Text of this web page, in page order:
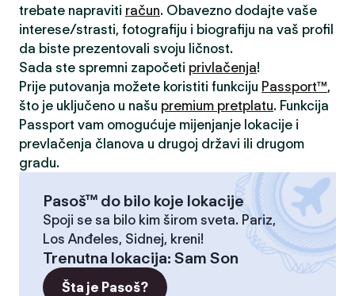
trebate napraviti račun. Obavezno dodajte vaše
interese/strasti, fotografiju i biografiju na vaš profil
da biste prezentovali svoju ličnost.
Sada ste spremni započeti privlačenja!
Prije putovanja možete koristiti funkciju Passport™,
što je uključeno u našu premium pretplatu. Funkcija
Passport vam omogućuje mijenjanje lokacije i
prevlačenja članova u drugoj državi ili drugom
gradu.
Pasoš™ do bilo koje lokacije
Spoji se sa bilo kim širom sveta. Pariz,
Los Anđeles, Sidnej, kreni!
Trenutna lokacija: Sam Son
Šta je Pasoš?